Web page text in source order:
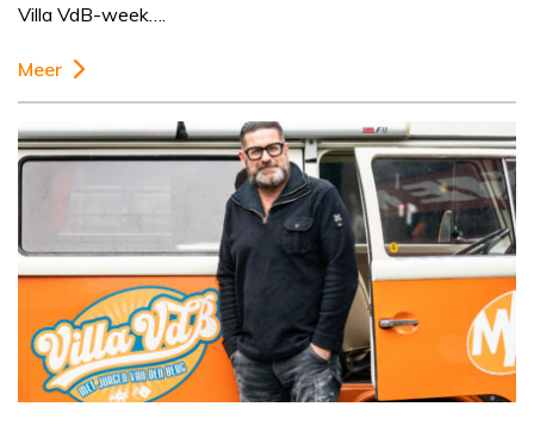
Villa VdB-week….
Meer